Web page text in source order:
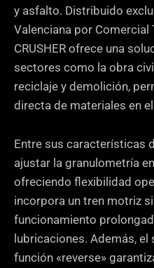
n
*
y asfalto. Distribuido
Valenciana por Comercial
CRUSHER ofrece una
sectores como la obra
reciclaje y demolición,
directa de materiales en
Entre sus características
ajustar la granulometría
ofreciendo flexibilidad
incorpora un tren motriz
funcionamiento
lubricaciones. Además,
función «reverse»